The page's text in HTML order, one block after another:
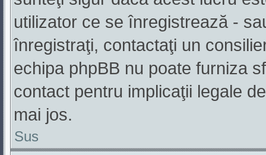
utilizator ce se înregistrează -
înregistraţi, contactaţi un
echipa phpBB nu poate furniza
contact pentru implicaţii legale
mai jos.
Sus